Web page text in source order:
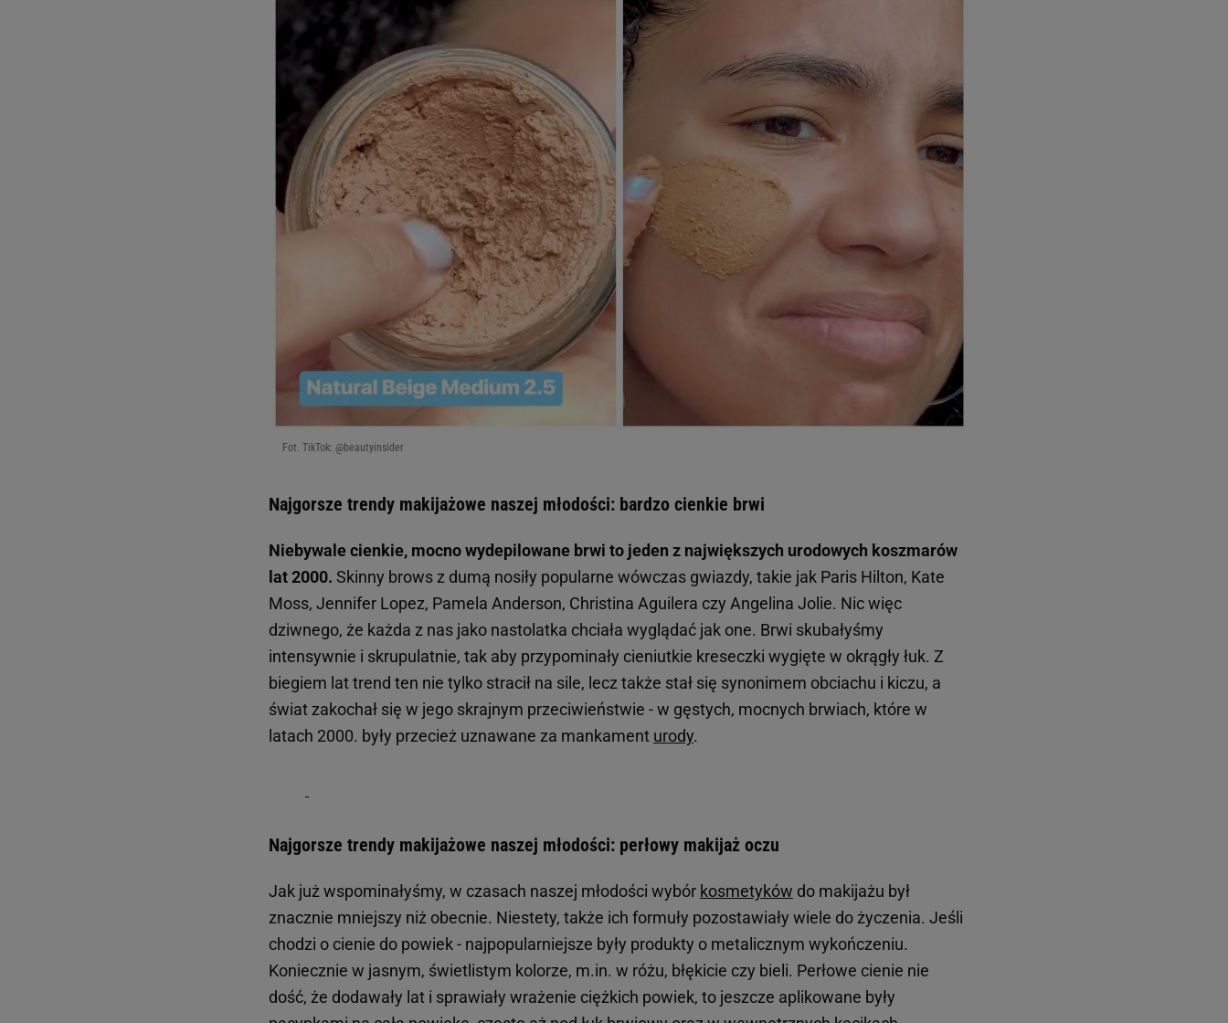
Fot. TikTok: @beautyinsider
Najgorsze trendy makijażowe naszej młodości: bardzo cienkie brwi
Niebywale cienkie, mocno wydepilowane brwi to jeden z największych urodowych koszmarów
lat 2000. Skinny brows z dumą nosiły popularne wówczas gwiazdy, takie jak Paris Hilton, Kate
Moss, Jennifer Lopez, Pamela Anderson, Christina Aguilera czy Angelina Jolie. Nic więc
dziwnego, że każda z nas jako nastolatka chciała wyglądać jak one. Brwi skubałyśmy
intensywnie i skrupulatnie, tak aby przypominały cieniutkie kreseczki wygięte w okrągły łuk. Z
biegiem lat trend ten nie tylko stracił na sile, lecz także stał się synonimem obciachu i kiczu, a
świat zakochał się w jego skrajnym przeciwieństwie - w gęstych, mocnych brwiach, które w
latach 2000. były przecież uznawane za mankament urody.
Najgorsze trendy makijażowe naszej młodości: perłowy makijaż oczu
Jak już wspominałyśmy, w czasach naszej młodości wybór kosmetyków do makijażu był
znacznie mniejszy niż obecnie. Niestety, także ich formuły pozostawiały wiele do życzenia. Jeśli
chodzi o cienie do powiek - najpopularniejsze były produkty o metalicznym wykończeniu.
Koniecznie w jasnym, świetlistym kolorze, m.in. w różu, błękicie czy bieli. Perłowe cienie nie
dość, że dodawały lat i sprawiały wrażenie ciężkich powiek, to jeszcze aplikowane były